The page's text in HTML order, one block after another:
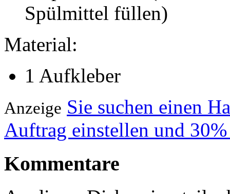
Spülmittel füllen)
Material:
1 Aufkleber
Anzeige Sie suchen einen
Auftrag einstellen und
Kommentare